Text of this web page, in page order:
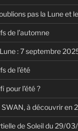
pas la Lune et
de l’automne
: 7 septembre
de l’été
pour l’été ?
à découvrir en
de Soleil du 29/